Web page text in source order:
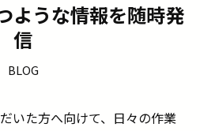
ような情報を随時発
信
BLOG
いた方へ向けて、日々の作業